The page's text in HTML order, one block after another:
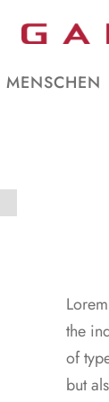
MENSCHEN
the
of
but